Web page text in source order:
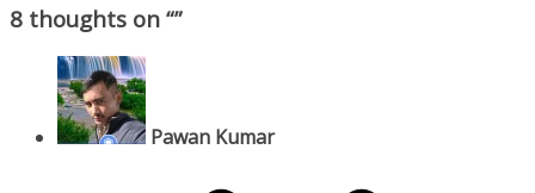
8 thoughts on “”
Pawan Kumar